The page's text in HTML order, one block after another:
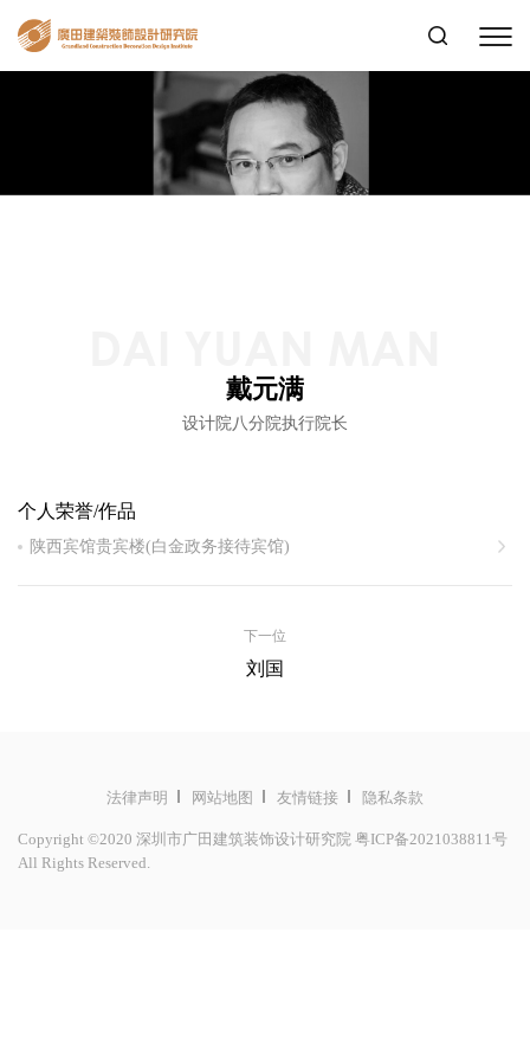
戴元满
设计院八分院执行院长
个人荣誉/作品
陕西宾馆贵宾楼(白金政务接待宾馆)
合肥高速玛丽蒂姆酒店(五星级)
合肥安高豪生国际酒店(五星级)
江西赣南皇冠假日酒店(五星级)
合肥政文嘉珑精品酒店（特色精品酒店）
南方科技大学校园建设工程（二期）项目、南方科技大学会堂项
目
下一位
刘国
法律声明 网站地图 友情链接 隐私条款
Copyright ©2020 深圳市广田建筑装饰设计研究院 粤ICP备2021038811号
All Rights Reserved.